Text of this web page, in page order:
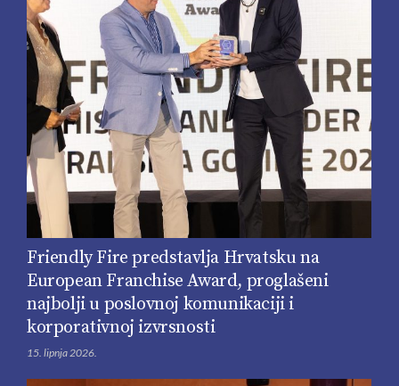
Friendly Fire predstavlja Hrvatsku na
European Franchise Award, proglašeni
najbolji u poslovnoj komunikaciji i
korporativnoj izvrsnosti
15. lipnja 2026.